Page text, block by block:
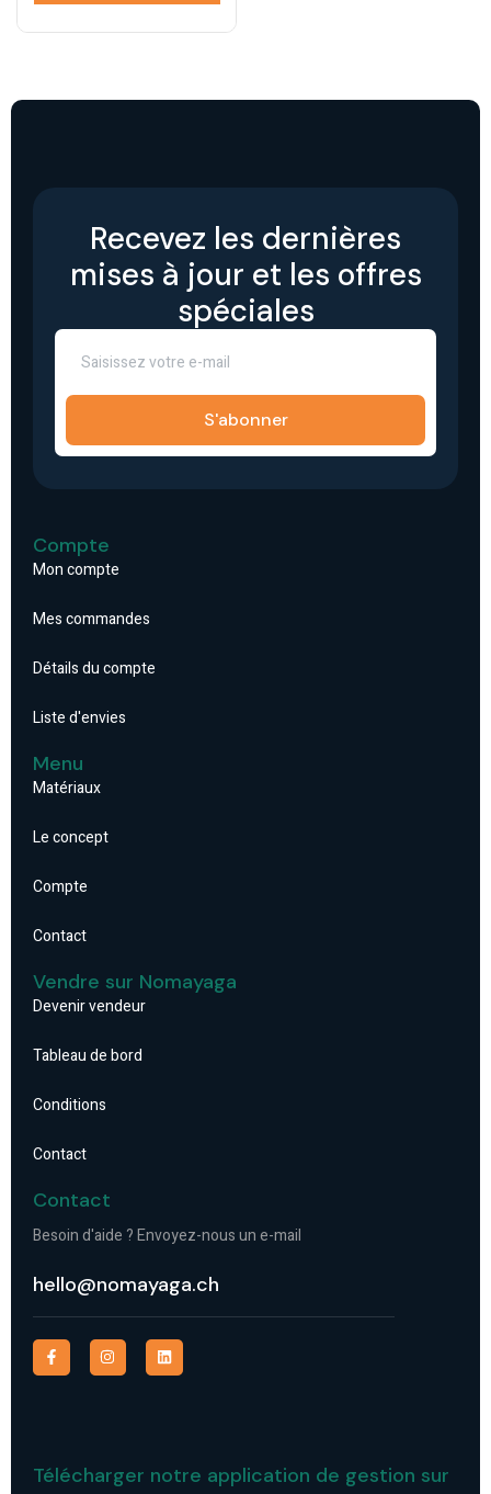
Recevez les dernières
mises à jour et les offres
spéciales
S'abonner
Compte
Mon compte
Mes commandes
Détails du compte
Liste d'envies
Menu
Matériaux
Le concept
Compte
Contact
Vendre sur Nomayaga
Devenir vendeur
Tableau de bord
Conditions
Contact
Contact
Besoin d'aide ? Envoyez-nous un e-mail
hello@nomayaga.ch
Télécharger notre application de gestion sur